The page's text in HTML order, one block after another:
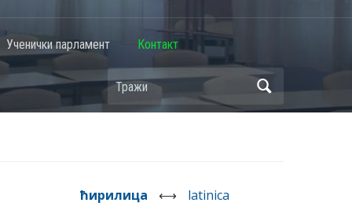
Ученички парламент Контакт
ћирилица ⟷ latinica